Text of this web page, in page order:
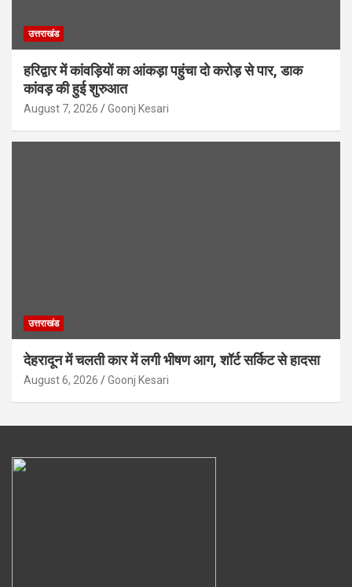
उत्तराखंड
हरिद्वार में कांवड़ियों का आंकड़ा पहुंचा दो करोड़ से पार, डाक
कांवड़ की हुई शुरुआत
August 7, 2026 Goonj Kesari
उत्तराखंड
देहरादून में चलती कार में लगी भीषण आग, शॉर्ट सर्किट से हादसा
August 6, 2026 Goonj Kesari